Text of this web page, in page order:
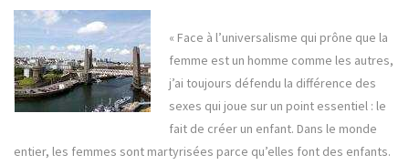
« Face à l’universalisme qui prône que la
femme est un homme comme les autres,
j’ai toujours défendu la différence des
sexes qui joue sur un point essentiel : le
fait de créer un enfant. Dans le monde
entier, les femmes sont martyrisées parce qu’elles font des enfants.